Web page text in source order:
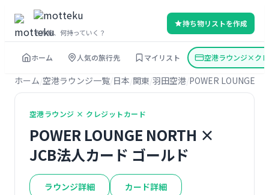
その旅、何持っていく？
持ち物リストを作成
ホーム 人気の旅行先 マイリスト 空港ラウンジ×ク
ホーム 空港ラウンジ一覧 日本 関東 羽田空港 POWER LOUNGE
空港ラウンジ × クレジットカード
POWER LOUNGE NORTH ×
JCB法人カード ゴールド
ラウンジ詳細 カード詳細